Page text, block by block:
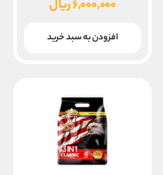
اصلی
بود.
۶,۰۰۰,۰۰۰ریال
فعلی
افزودن به سبد خرید